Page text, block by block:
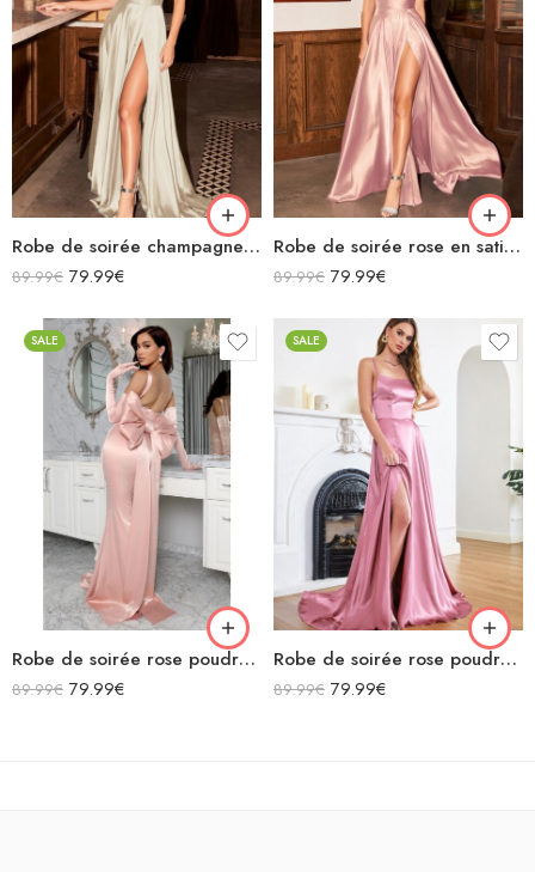
Robe de soirée champagne en satin fluide col bénitier bretelles longue fendue
89.99€ 79.99€
Robe de soirée rose en satin fluide col bénitier bretelles longue fendue
89.99€ 79.99€
SALE
Robe de soirée rose poudré col carré moulante sirène avec nœud géant dans le dos avec traîne en satin
89.99€ 79.99€
SALE
Robe de soirée rose poudré en satin décolleté carré longue fendue sirène
89.99€ 79.99€